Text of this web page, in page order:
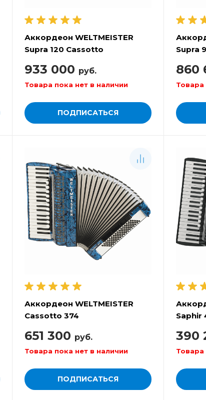
Аккордеон WELTMEISTER
Supra 120 Cassotto
933 000 руб.
Товара пока нет в наличии
ПОДПИСАТЬСЯ
Supra
860
Товара
Аккордеон WELTMEISTER
Cassotto 374
651 300 руб.
Товара пока нет в наличии
ПОДПИСАТЬСЯ
Saphir
390
Товара